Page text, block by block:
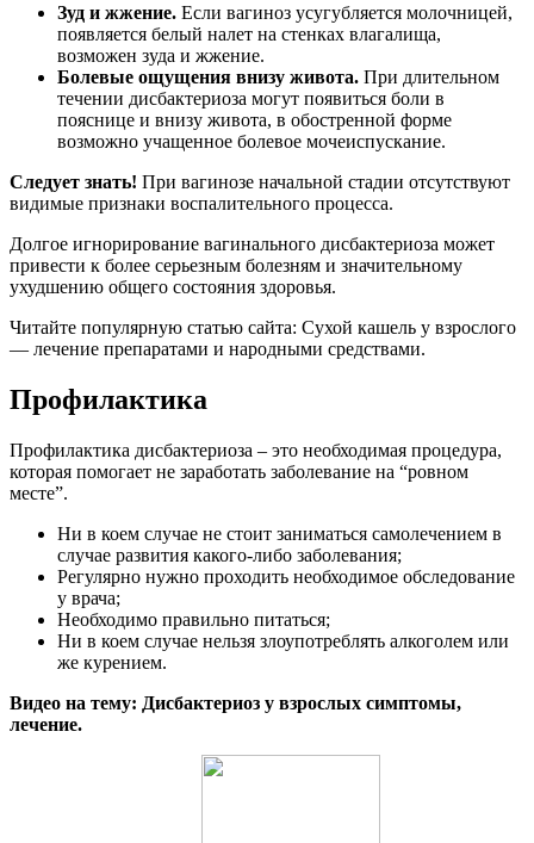
Зуд и жжение. Если вагиноз усугубляется молочницей,
появляется белый налет на стенках влагалища,
возможен зуда и жжение.
Болевые ощущения внизу живота. При длительном
течении дисбактериоза могут появиться боли в
пояснице и внизу живота, в обостренной форме
возможно учащенное болевое мочеиспускание.
Следует знать! При вагинозе начальной стадии отсутствуют
видимые признаки воспалительного процесса.
Долгое игнорирование вагинального дисбактериоза может
привести к более серьезным болезням и значительному
ухудшению общего состояния здоровья.
Читайте популярную статью сайта: Сухой кашель у взрослого
— лечение препаратами и народными средствами.
Профилактика
Профилактика дисбактериоза – это необходимая процедура,
которая помогает не заработать заболевание на “ровном
месте”.
Ни в коем случае не стоит заниматься самолечением в
случае развития какого-либо заболевания;
Регулярно нужно проходить необходимое обследование
у врача;
Необходимо правильно питаться;
Ни в коем случае нельзя злоупотреблять алкоголем или
же курением.
Видео на тему: Дисбактериоз у взрослых симптомы,
лечение.